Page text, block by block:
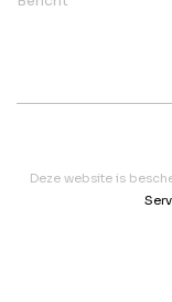
Deze website is